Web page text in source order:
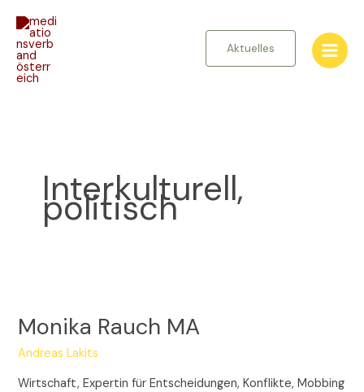
Inhalt
springen
Aktuelles
Interkulturell,
politisch
Monika Rauch MA
Andreas Lakits
Wirtschaft, Expertin für Entscheidungen, Konflikte, Mobbing
MA